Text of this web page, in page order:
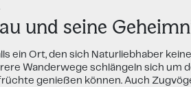
und seine
ein Ort, den sich Naturliebhaber
Wanderwege schlängeln sich um
genießen können. Auch